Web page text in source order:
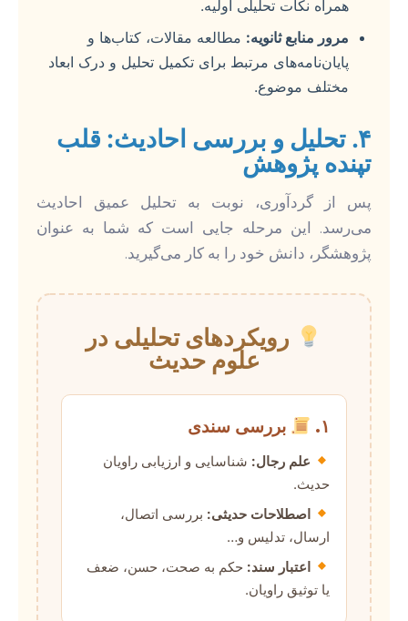
همراه نکات تحلیلی اولیه.
مرور منابع ثانویه: مطالعه مقالات، کتاب‌ها و
پایان‌نامه‌های مرتبط برای تکمیل تحلیل و درک ابعاد
مختلف موضوع.
۴. تحلیل و بررسی احادیث: قلب
تپنده پژوهش
پس از گردآوری، نوبت به تحلیل عمیق احادیث
می‌رسد. این مرحله جایی است که شما به عنوان
پژوهشگر، دانش خود را به کار می‌گیرید.
رویکردهای تحلیلی در
علوم حدیث
۱. بررسی سندی
علم رجال: شناسایی و ارزیابی راویان
حدیث.
اصطلاحات حدیثی: بررسی اتصال،
ارسال، تدلیس و…
اعتبار سند: حکم به صحت، حسن، ضعف
یا توثیق راویان.